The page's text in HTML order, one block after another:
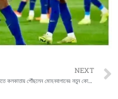
NEXT
গভীর রাতে কলকাতায় পৌঁছলেন মোহনবাগানের নতুন কোচ সের্জিও লোবেরা